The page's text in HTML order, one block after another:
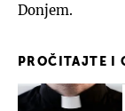
Donjem.
PROČITAJTE I